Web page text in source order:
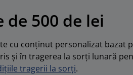
de 500 de lei
cu conținut personalizat bazat
și în tragerea la sorți lunară
tragerii la sorți.